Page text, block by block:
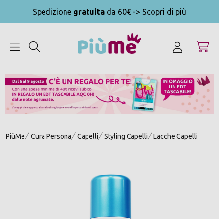
Spedizione gratuita da 60€ -> Scopri di più
PiùMe Cura Persona Capelli Styling Capelli Lacche Capelli